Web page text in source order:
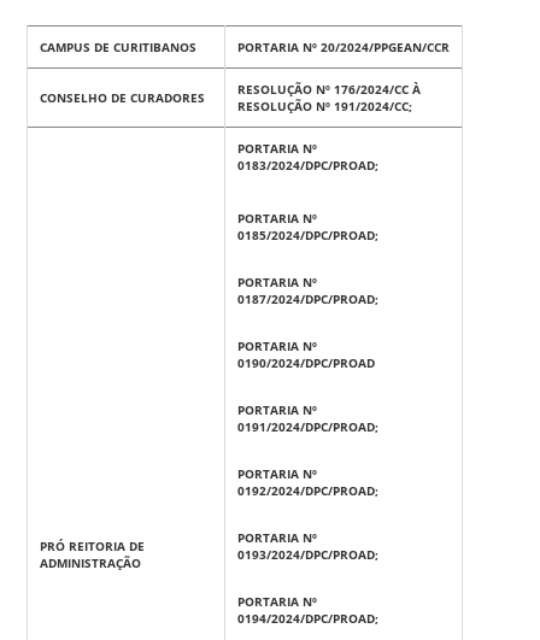
CAMPUS DE CURITIBANOS PORTARIA Nº 20/2024/PPGEAN/CCR
CONSELHO DE CURADORES
RESOLUÇÃO Nº 176/2024/CC À
RESOLUÇÃO Nº 191/2024/CC;
PRÓ REITORIA DE
ADMINISTRAÇÃO
PORTARIA Nº
0183/2024/DPC/PROAD;
PORTARIA Nº
0185/2024/DPC/PROAD;
PORTARIA Nº
0187/2024/DPC/PROAD;
PORTARIA Nº
0190/2024/DPC/PROAD
PORTARIA Nº
0191/2024/DPC/PROAD;
PORTARIA Nº
0192/2024/DPC/PROAD;
PORTARIA Nº
0193/2024/DPC/PROAD;
PORTARIA Nº
0194/2024/DPC/PROAD;